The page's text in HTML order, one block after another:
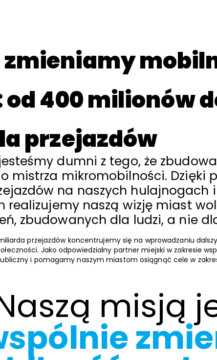
zmieniamy
400 milionów
przejazdów
dumni z tego, że
mistrza mikromobilności. Dzięki
na naszych hulajnogach
realizujemy naszą wizję miast
zbudowanych dla ludzi, a nie
przejazdów koncentrujemy się na wprowadzaniu
Jako odpowiedzialny partner miejski w zakresie
i pomagamy naszym miastom osiągnąć cele w
misją